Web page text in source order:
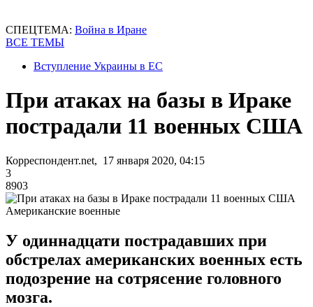
СПЕЦТЕМА: Война в Иране
ВСЕ ТЕМЫ
Вступление Украины в ЕС
При атаках на базы в Ираке
пострадали 11 военных США
Корреспондент.net, 17 января 2020, 04:15
3
8903
Американские военные
У одиннадцати пострадавших при
обстрелах американских военных есть
подозрение на сотрясение головного
мозга.